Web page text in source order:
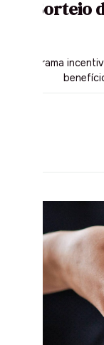
Sorteio
O programa